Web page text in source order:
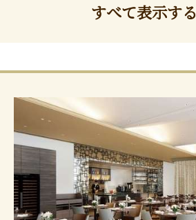
すべて表示する